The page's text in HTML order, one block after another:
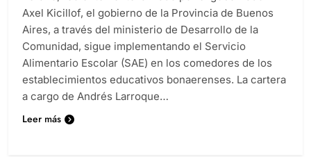
Axel Kicillof, el gobierno de la Provincia de Buenos
Aires, a través del ministerio de Desarrollo de la
Comunidad, sigue implementando el Servicio
Alimentario Escolar (SAE) en los comedores de los
establecimientos educativos bonaerenses. La cartera
a cargo de Andrés Larroque…
Leer más